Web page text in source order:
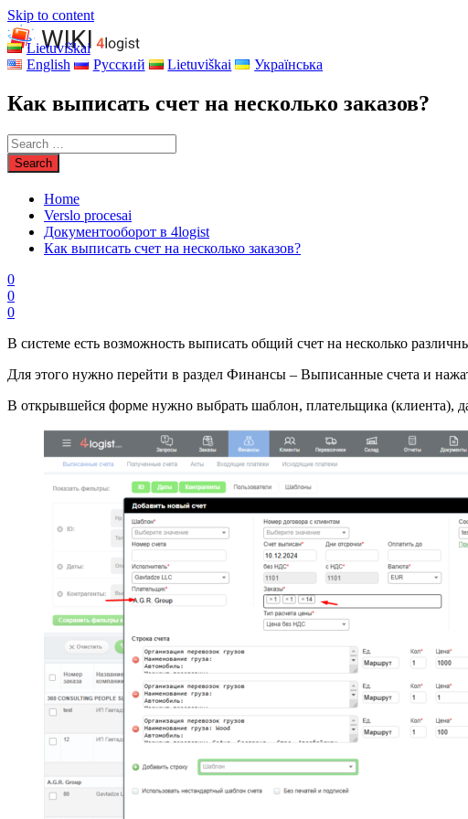
Skip to content
Lietuviškai
English
Русский Lietuviškai Українська
Как выписать счет на несколько заказов?
Home
Verslo procesai
Документооборот в 4logist
Как выписать счет на несколько заказов?
0
0
0
В системе есть возможность выписать общий счет на несколько
Для этого нужно перейти в раздел Финансы – Выписанные счета и
В открывшейся форме нужно выбрать шаблон, плательщика (клиента),